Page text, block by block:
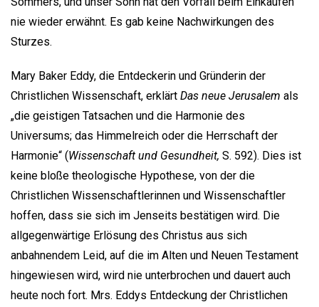
nie wieder erwähnt. Es gab keine Nachwirkungen des
Sturzes.
Mary Baker Eddy, die Entdeckerin und Gründerin der
Christlichen Wissenschaft, erklärt Das neue Jerusalem als
„die geistigen Tatsachen und die Harmonie des
Universums; das Himmelreich oder die Herrschaft der
Harmonie“ (Wissenschaft und Gesundheit, S. 592). Dies ist
keine bloße theologische Hypothese, von der die
Christlichen Wissenschaftlerinnen und Wissenschaftler
hoffen, dass sie sich im Jenseits bestätigen wird. Die
allgegenwärtige Erlösung des Christus aus sich
anbahnendem Leid, auf die im Alten und Neuen Testament
hingewiesen wird, wird nie unterbrochen und dauert auch
heute noch fort. Mrs. Eddys Entdeckung der Christlichen